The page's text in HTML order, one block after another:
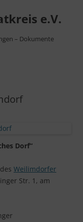
e.V.
– Dokumente
Dorf“
Weilimdorfer
Str. 1, am